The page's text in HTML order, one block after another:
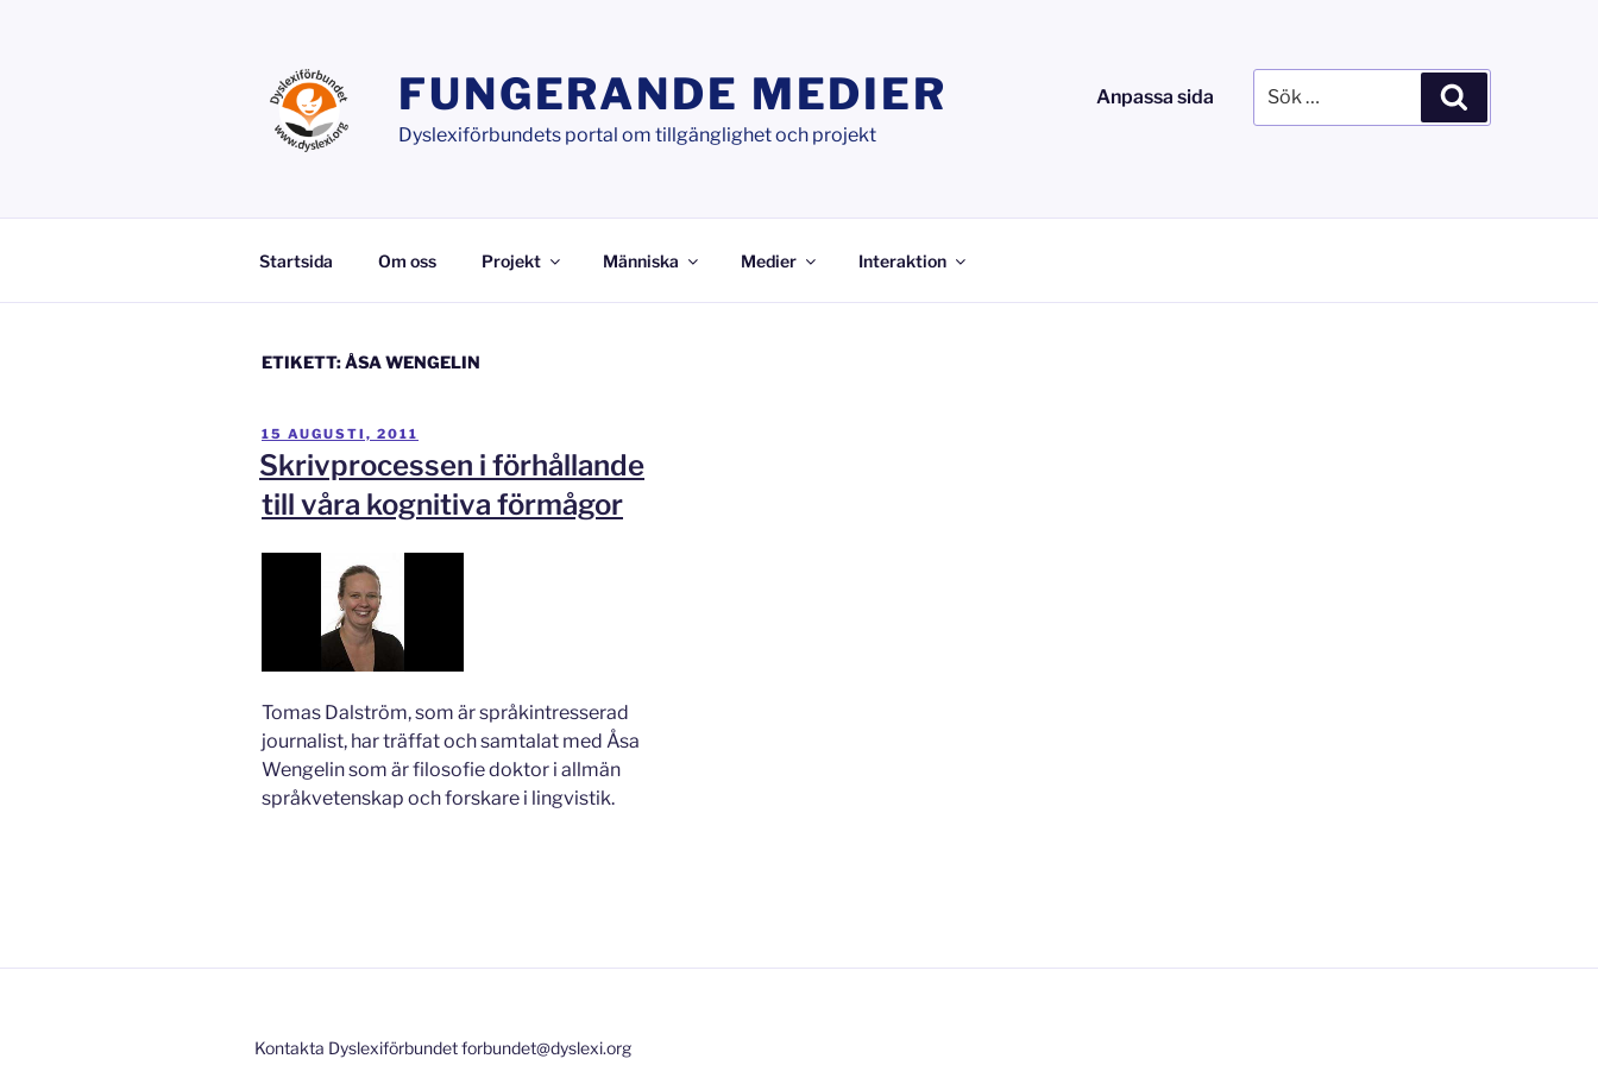
FUNGERANDE MEDIER
Dyslexiförbundets portal om tillgänglighet och projekt
Anpassa sida
efter:
Startsida Om oss Projekt Människa Medier Interaktion
ETIKETT:ÅSA WENGELIN
PUBLICERAT
15 AUGUSTI, 2011
Skrivprocessen i förhållande
till våra kognitiva förmågor
Tomas Dalström, som är språkintresserad
journalist, har träffat och samtalat med Åsa
Wengelin som är filosofie doktor i allmän
språkvetenskap och forskare i lingvistik.
Kontakta Dyslexiförbundet forbundet@dyslexi.org